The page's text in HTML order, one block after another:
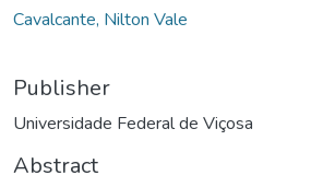
Cavalcante, Nilton Vale
Publisher
Universidade Federal de Viçosa
Abstract